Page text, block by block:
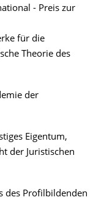
- Preis zur
für die
Theorie des
der
Eigentum,
der Juristischen
des Profilbildenden